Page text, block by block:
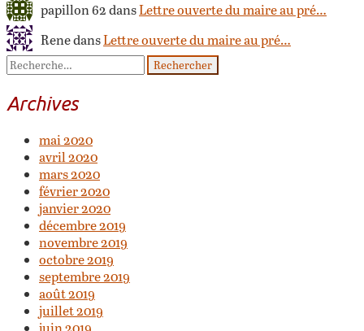
papillon 62 dansLettre ouverte du maire au pré…
Rene dansLettre ouverte du maire au pré…
Archives
mai 2020
avril 2020
mars 2020
février 2020
janvier 2020
décembre 2019
novembre 2019
octobre 2019
septembre 2019
août 2019
juillet 2019
juin 2019